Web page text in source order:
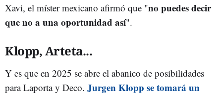
Xavi, el míster mexicano afirmó que "no puedes decir
que no a una oportunidad así".
Klopp, Arteta...
Y es que en 2025 se abre el abanico de posibilidades
para Laporta y Deco. Jurgen Klopp se tomará un